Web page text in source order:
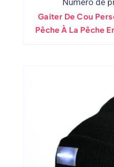
Numéro de
Gaiter De Cou
Pêche À La Pêche